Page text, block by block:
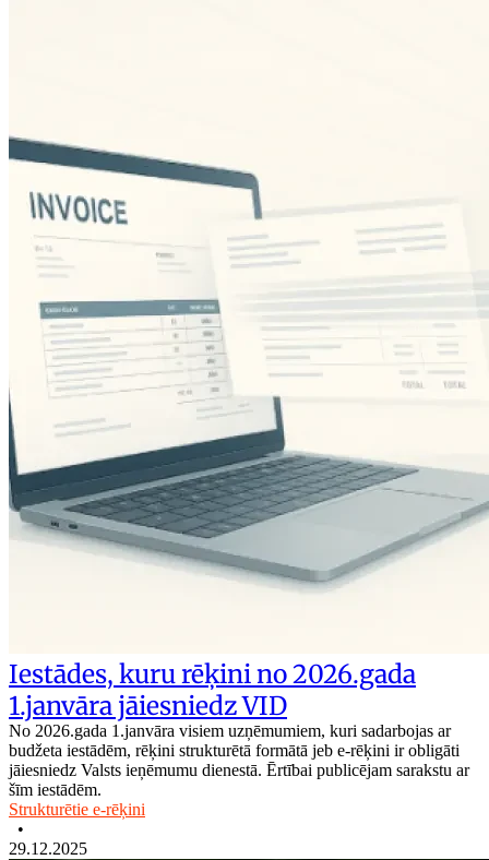
Iestādes, kuru rēķini no 2026.gada
1.janvāra jāiesniedz VID
No 2026.gada 1.janvāra visiem uzņēmumiem, kuri sadarbojas ar
budžeta iestādēm, rēķini strukturētā formātā jeb e-rēķini ir obligāti
jāiesniedz Valsts ieņēmumu dienestā. Ērtībai publicējam sarakstu ar
šīm iestādēm.
Strukturētie e-rēķini
•
29.12.2025